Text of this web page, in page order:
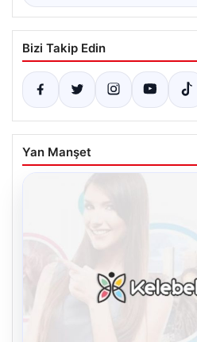
Bizi Takip Edin
Yan Manşet